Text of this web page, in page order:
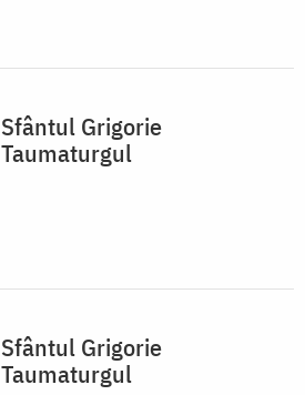
Sfântul Grigorie
Taumaturgul
Sfântul Grigorie
Taumaturgul